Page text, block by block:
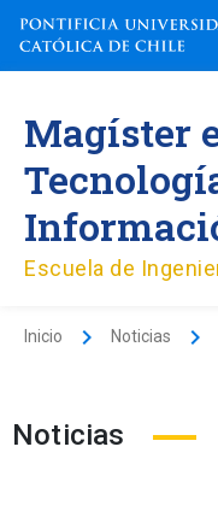
contenido
Magíster
Escuela de
Inicio Noticias
Noticias